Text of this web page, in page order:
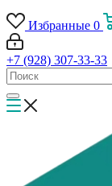
Избранные 0
+7 (928) 307-33-33